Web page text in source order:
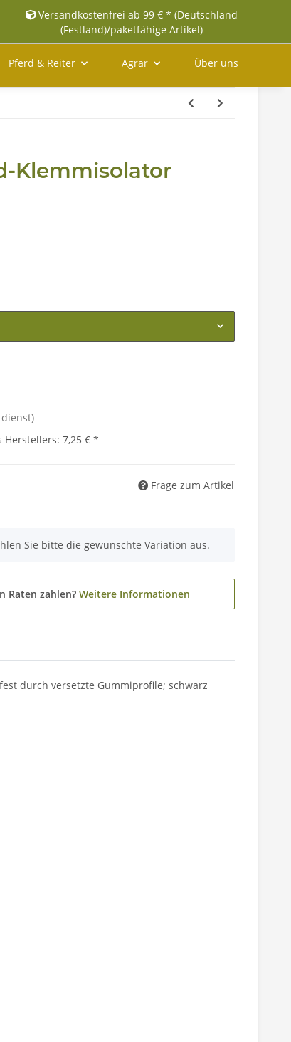
Versandkostenfrei ab 99 € * (Deutschland
(Festland)/paketfähige Artikel)
Pferd & Reiter Agrar Über uns
Klemmisolator
Herstellers: 7,25 € *
Frage zum Artikel
Sie bitte die gewünschte Variation aus.
Raten zahlen? Weitere Informationen
durch versetzte Gummiprofile; schwarz